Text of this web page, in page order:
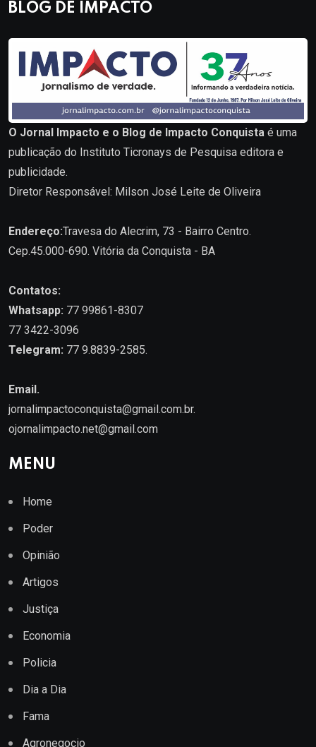
BLOG DE IMPACTO
O Jornal Impacto e o Blog de Impacto Conquista é uma
publicação do Instituto Ticronays de Pesquisa editora e
publicidade.
Diretor Responsável: Milson José Leite de Oliveira
Endereço:Travesa do Alecrim, 73 - Bairro Centro.
Cep.45.000-690. Vitória da Conquista - BA
Contatos:
Whatsapp: 77 99861-8307
77 3422-3096
Telegram: 77 9.8839-2585.
Email.
jornalimpactoconquista@gmail.com.br.
ojornalimpacto.net@gmail.com
MENU
Home
Poder
Opinião
Artigos
Justiça
Economia
Policia
Dia a Dia
Fama
Agronegocio